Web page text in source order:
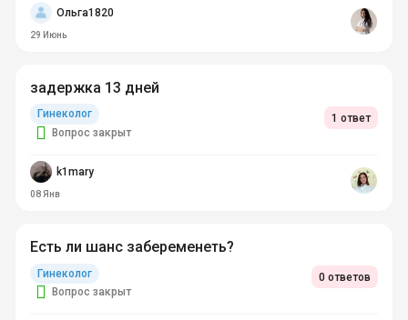
Ольга1820
29 Июнь
задержка 13 дней
Гинеколог
Вопрос закрыт
1 ответ
k1mary
08 Янв
Есть ли шанс забеременеть?
Гинеколог
Вопрос закрыт
0 ответов